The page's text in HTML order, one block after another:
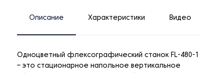
Описание Характеристики Видео
Одноцветный флексографический станок FL-480-1
– это стационарное напольное вертикальное